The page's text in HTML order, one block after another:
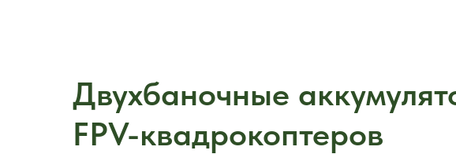
Двухбаночные
FPV-квадрокоптеров